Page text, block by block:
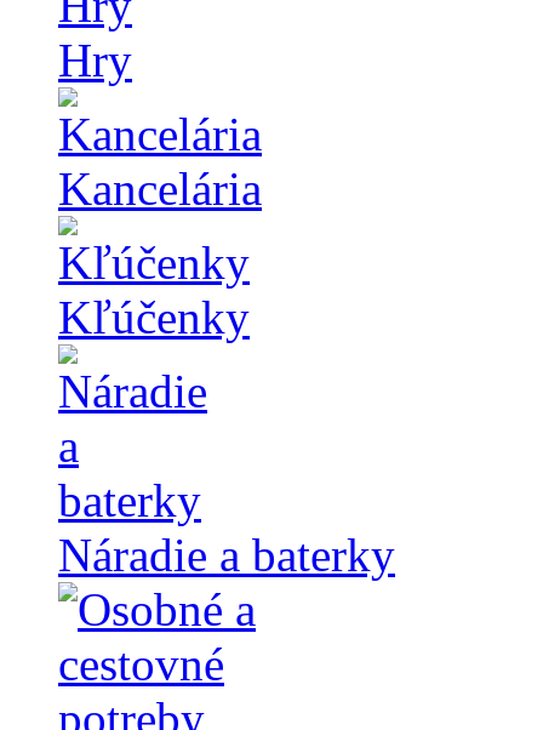
Hry
Kancelária
Kľúčenky
Náradie a baterky